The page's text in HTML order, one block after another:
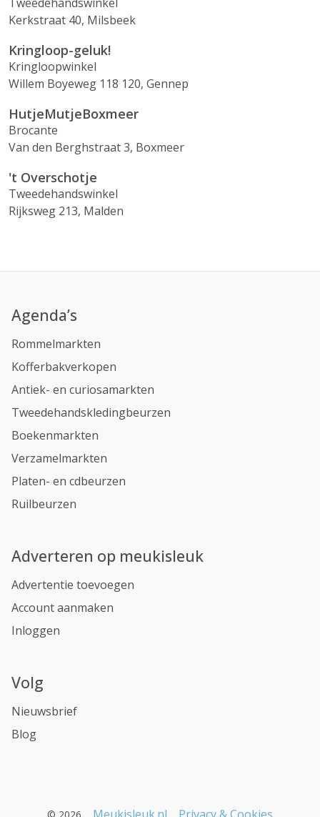
Kerkstraat 40, Milsbeek
Kringloop-geluk!
Kringloopwinkel
Willem Boyeweg 118 120, Gennep
HutjeMutjeBoxmeer
Brocante
Van den Berghstraat 3, Boxmeer
't Overschotje
Tweedehandswinkel
Rijksweg 213, Malden
Agenda’s
Rommelmarkten
Kofferbakverkopen
Antiek- en curiosamarkten
Tweedehandskledingbeurzen
Boekenmarkten
Verzamelmarkten
Platen- en cdbeurzen
Ruilbeurzen
Adverteren op meukisleuk
Advertentie toevoegen
Account aanmaken
Inloggen
Volg
Nieuwsbrief
Blog